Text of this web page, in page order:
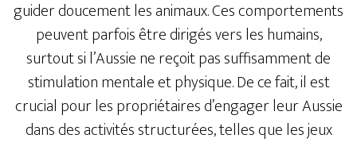
guider doucement les animaux. Ces comportements
peuvent parfois être dirigés vers les humains,
surtout si l’Aussie ne reçoit pas suffisamment de
stimulation mentale et physique. De ce fait, il est
crucial pour les propriétaires d’engager leur Aussie
dans des activités structurées, telles que les jeux